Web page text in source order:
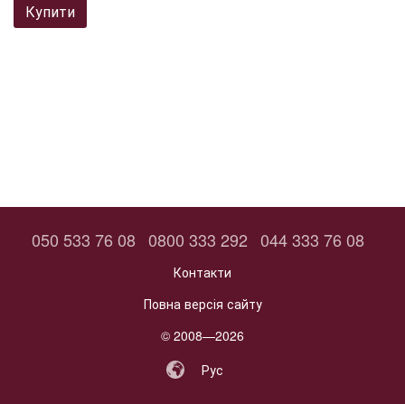
Купити
050 533 76 08 0800 333 292 044 333 76 08
Контакти
Повна версія сайту
© 2008—2026
Рус